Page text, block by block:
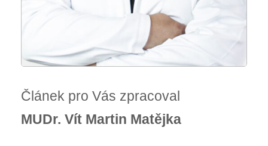
Článek pro Vás zpracoval
MUDr. Vít Martin Matějka